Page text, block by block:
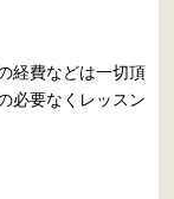
経費などは一切頂
必要なくレッスン